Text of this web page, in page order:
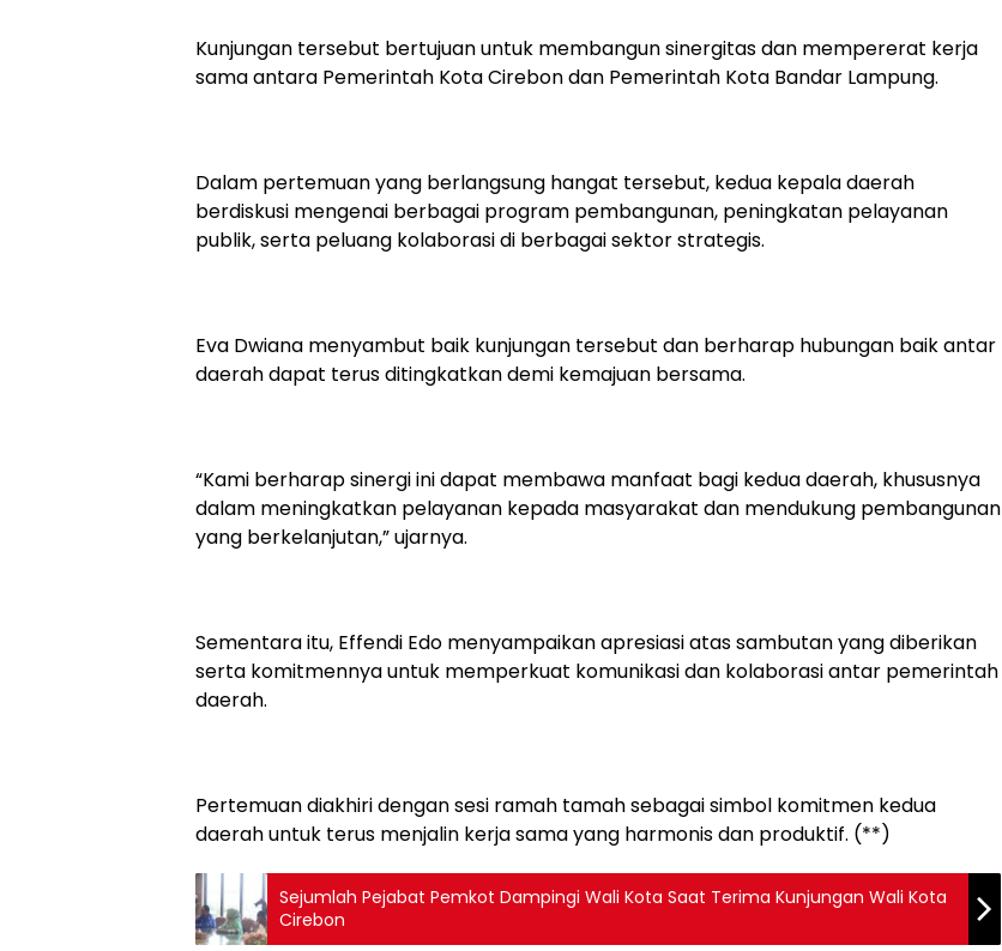
Kunjungan tersebut bertujuan untuk membangun sinergitas dan mempererat kerja
sama antara Pemerintah Kota Cirebon dan Pemerintah Kota Bandar Lampung.
Dalam pertemuan yang berlangsung hangat tersebut, kedua kepala daerah
berdiskusi mengenai berbagai program pembangunan, peningkatan pelayanan
publik, serta peluang kolaborasi di berbagai sektor strategis.
Eva Dwiana menyambut baik kunjungan tersebut dan berharap hubungan baik antar
daerah dapat terus ditingkatkan demi kemajuan bersama.
“Kami berharap sinergi ini dapat membawa manfaat bagi kedua daerah, khususnya
dalam meningkatkan pelayanan kepada masyarakat dan mendukung pembangunan
yang berkelanjutan,” ujarnya.
Sementara itu, Effendi Edo menyampaikan apresiasi atas sambutan yang diberikan
serta komitmennya untuk memperkuat komunikasi dan kolaborasi antar pemerintah
daerah.
Pertemuan diakhiri dengan sesi ramah tamah sebagai simbol komitmen kedua
daerah untuk terus menjalin kerja sama yang harmonis dan produktif. (**)
Sejumlah Pejabat Pemkot Dampingi Wali Kota Saat Terima Kunjungan Wali Kota
Cirebon